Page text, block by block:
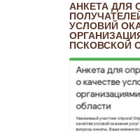
АНКЕТА ДЛЯ
УСЛОВИЙ
ПСКОВСКОЙ